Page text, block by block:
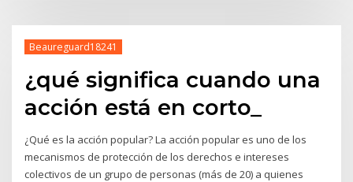
Beaureguard18241
¿qué significa cuando una
acción está en corto_
¿Qué es la acción popular? La acción popular es uno de los
mecanismos de protección de los derechos e intereses
colectivos de un grupo de personas (más de 20) a quienes